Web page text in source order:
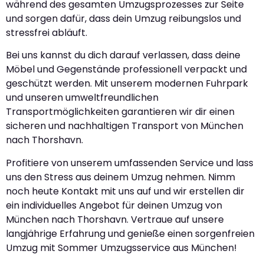
während des gesamten Umzugsprozesses zur Seite
und sorgen dafür, dass dein Umzug reibungslos und
stressfrei abläuft.
Bei uns kannst du dich darauf verlassen, dass deine
Möbel und Gegenstände professionell verpackt und
geschützt werden. Mit unserem modernen Fuhrpark
und unseren umweltfreundlichen
Transportmöglichkeiten garantieren wir dir einen
sicheren und nachhaltigen Transport von München
nach Thorshavn.
Profitiere von unserem umfassenden Service und lass
uns den Stress aus deinem Umzug nehmen. Nimm
noch heute Kontakt mit uns auf und wir erstellen dir
ein individuelles Angebot für deinen Umzug von
München nach Thorshavn. Vertraue auf unsere
langjährige Erfahrung und genieße einen sorgenfreien
Umzug mit Sommer Umzugsservice aus München!